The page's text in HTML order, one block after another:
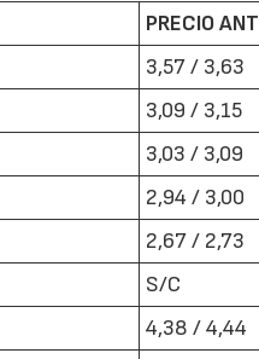
PRECIO
3,57 / 3,63
3,09 / 3,15
3,03 / 3,09
2,94 / 3,00
2,67 / 2,73
S/C
4,38 / 4,44